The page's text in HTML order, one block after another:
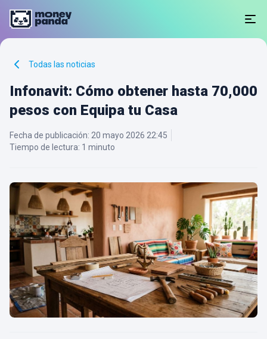
Todas las noticias
Infonavit: Cómo obtener hasta 70,000
pesos con Equipa tu Casa
Fecha de publicación: 20 mayo 2026 22:45
Tiempo de lectura: 1 minuto